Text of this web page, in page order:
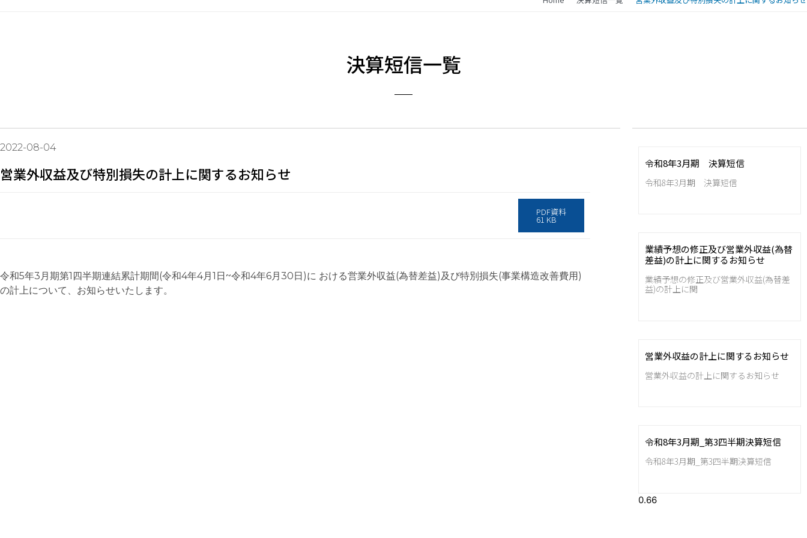
決算短信一覧
2022-08-04
営業外収益及び特別損失の計上に関するお知らせ
PDF資料
61 KB
令和5年3月期第1四半期連結累計期間(令和4年4月1日~令和4年6月30日)に おける営業外収益(為替差益)及び特別損失(事業構造改善費用)
の計上について、お知らせいたします。
令和8年3月期 決算短信
令和8年3月期 決算短信
業績予想の修正及び営業外収益(為替
差益)の計上に関するお知らせ
業績予想の修正及び営業外収益(為替差
益)の計上に関
営業外収益の計上に関するお知らせ
営業外収益の計上に関するお知らせ
令和8年3月期_第3四半期決算短信
令和8年3月期_第3四半期決算短信